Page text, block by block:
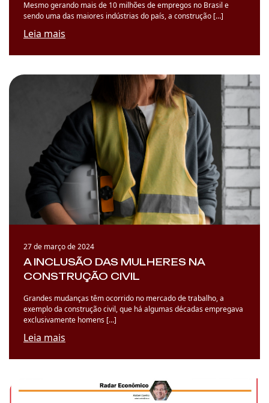
Mesmo gerando mais de 10 milhões de empregos no Brasil e
sendo uma das maiores indústrias do país, a construção […]
Leia mais
27 de março de 2024
A INCLUSÃO DAS MULHERES NA
CONSTRUÇÃO CIVIL
Grandes mudanças têm ocorrido no mercado de trabalho, a
exemplo da construção civil, que há algumas décadas empregava
exclusivamente homens […]
Leia mais